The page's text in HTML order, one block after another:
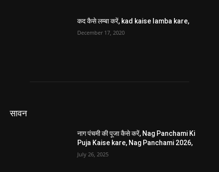
कद कैसे लम्बा करें, kad kaise lamba kare,
December 17, 2020
सावन
नाग पंचमी की पूजा कैसे करें, Nag Panchami Ki
Puja Kaise kare, Nag Panchami 2026,
July 26, 2025